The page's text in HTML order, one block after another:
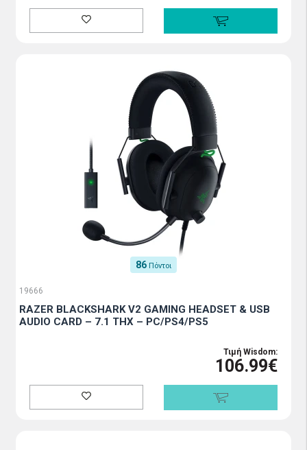
86 Πόντοι
19666
RAZER BLACKSHARK V2 GAMING HEADSET & USB
AUDIO CARD – 7.1 THX – PC/PS4/PS5
Τιμή Wisdom:
106.99€